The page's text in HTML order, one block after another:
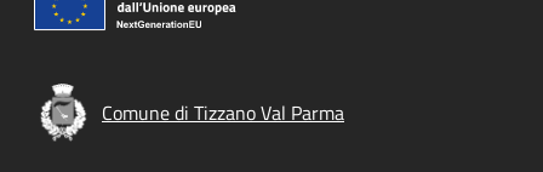
Comune di Tizzano Val Parma